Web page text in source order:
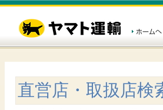
直営店・取扱店検